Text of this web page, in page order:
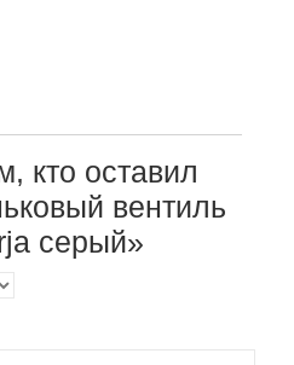
кто оставил
вентиль
серый»